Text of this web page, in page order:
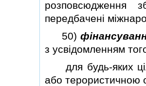
розповсюдження
передбаченi
50)
з усвiдомленням
для будь-яких
або терористичною